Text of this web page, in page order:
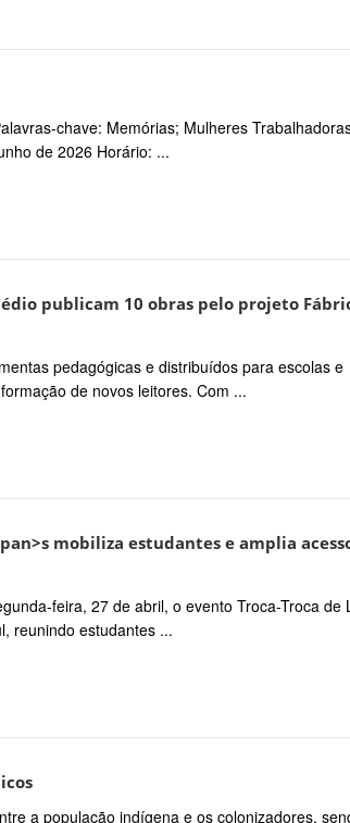
chave: Memórias; Mulheres
de 2026 Horário: ...
publicam 10 obras pelo projeto
pedagógicas e distribuídos para escolas e
de novos leitores. Com ...
mobiliza estudantes e amplia
feira, 27 de abril, o evento Troca-Troca de
reunindo estudantes ...
a população indígena e os colonizadores,